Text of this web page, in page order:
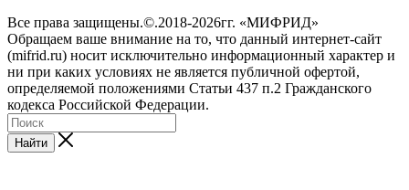
Все права защищены.©.2018-2026гг. «МИФРИД»
Обращаем ваше внимание на то, что данный интернет-сайт
(mifrid.ru) носит исключительно информационный характер и
ни при каких условиях не является публичной офертой,
определяемой положениями Статьи 437 п.2 Гражданского
кодекса Российской Федерации.
Найти